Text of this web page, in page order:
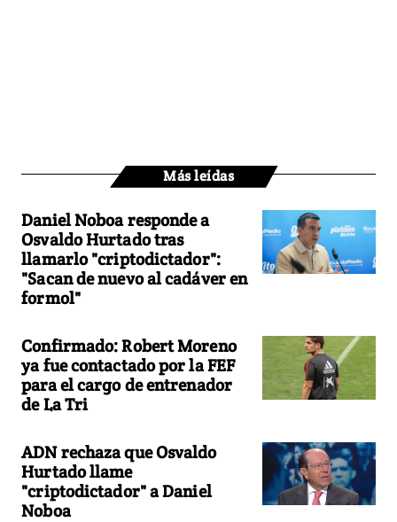
Más leídas
Daniel Noboa responde a
Osvaldo Hurtado tras
llamarlo "criptodictador":
"Sacan de nuevo al cadáver en
formol"
Confirmado: Robert Moreno
ya fue contactado por la FEF
para el cargo de entrenador
de La Tri
ADN rechaza que Osvaldo
Hurtado llame
"criptodictador" a Daniel
Noboa